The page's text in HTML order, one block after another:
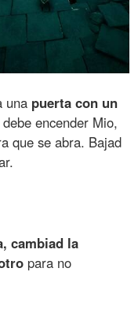
una puerta con un
encender Mio,
que se abra. Bajad
cambiad la
para no